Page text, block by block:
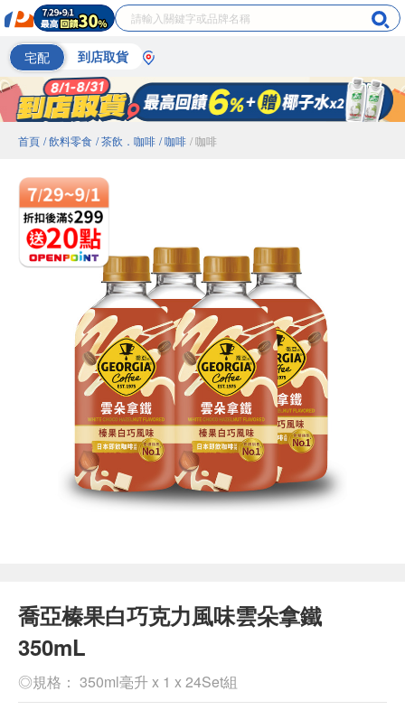
宅配 到店取貨
首頁 / 飲料零食 / 茶飲．咖啡 / 咖啡 / 咖啡
喬亞榛果白巧克力風味雲朵拿鐵
350mL
◎規格： 350ml毫升 x 1 x 24Set組